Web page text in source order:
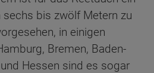
bis zwölf Metern zu
in einigen
Bremen, Baden-
Hessen sind es sogar